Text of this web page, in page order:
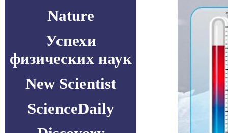
Nature
Успехи
физических наук
New Scientist
ScienceDaily